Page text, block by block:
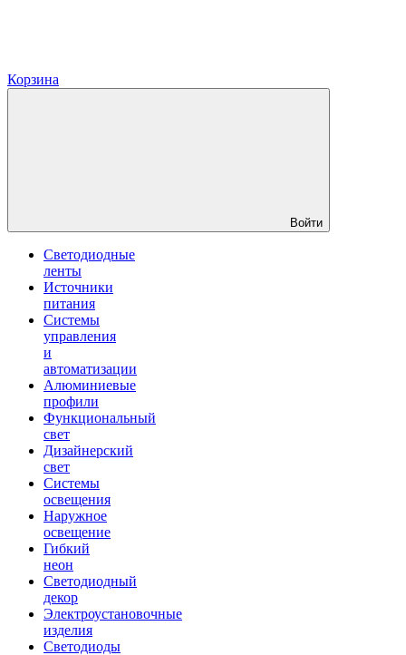
Корзина
Войти
Светодиодные
ленты
Источники
питания
Системы
управления
и
автоматизации
Алюминиевые
профили
Функциональный
свет
Дизайнерский
свет
Системы
освещения
Наружное
освещение
Гибкий
неон
Светодиодный
декор
Электроустановочные
изделия
Светодиоды